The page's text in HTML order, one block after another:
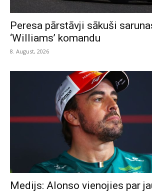
Peresa pārstāvji sākuši
‘Williams’ komandu
8. August, 2026
Medijs: Alonso vienojies par